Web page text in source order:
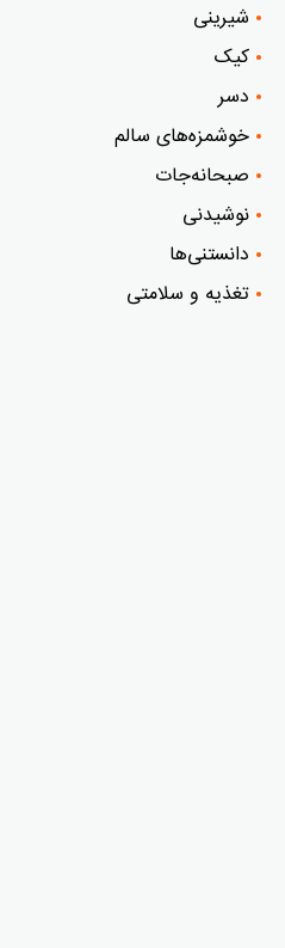
شیرینی
کیک
دسر
خوشمزه‌‌های سالم
صبحانه‌جات
نوشیدنی
دانستنی‌ها
تغذیه و سلامتی